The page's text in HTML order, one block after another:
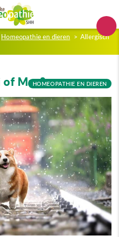
Homeopathie en dieren > Allergisch
Max?HOMEOPATHIE EN DIEREN